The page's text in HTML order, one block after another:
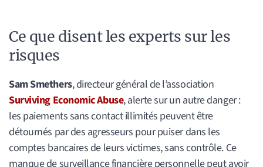
Ce que disent les experts sur les
risques
Sam Smethers, directeur général de l’association
Surviving Economic Abuse, alerte sur un autre danger :
les paiements sans contact illimités peuvent être
détournés par des agresseurs pour puiser dans les
comptes bancaires de leurs victimes, sans contrôle. Ce
manque de surveillance financière personnelle peut avoir